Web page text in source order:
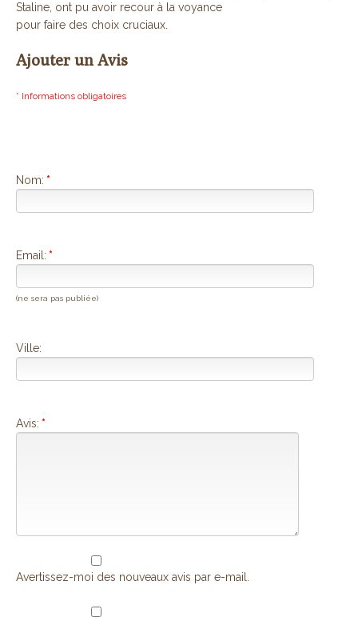
Staline, ont pu avoir recour à la voyance
pour faire des choix cruciaux.
Ajouter un Avis
* Informations obligatoires
Nom: *
Email: *
(ne sera pas publiée)
Ville:
Avis: *
Avertissez-moi des nouveaux avis par e-mail.